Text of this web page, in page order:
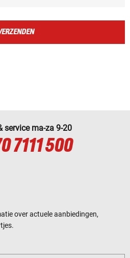
service ma-za 9-20
7111 500
over actuele aanbiedingen,